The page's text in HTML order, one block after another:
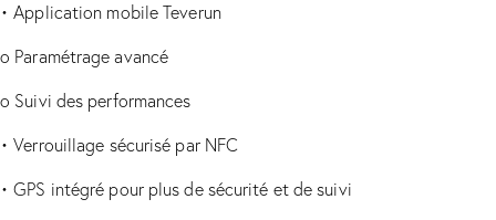
• Application mobile Teverun
o Paramétrage avancé
o Suivi des performances
• Verrouillage sécurisé par NFC
• GPS intégré pour plus de sécurité et de suivi